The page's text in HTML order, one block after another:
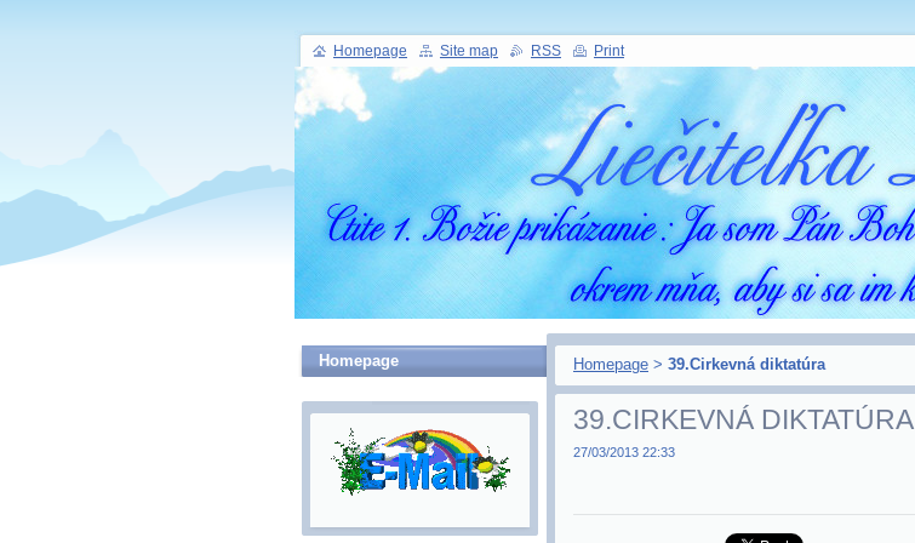
Homepage > 39.Cirkevná diktatúra
39.CIRKEVNÁ DIKTATÚRA
27/03/2013 22:33
Homepage
Homepage Site map RSS Print